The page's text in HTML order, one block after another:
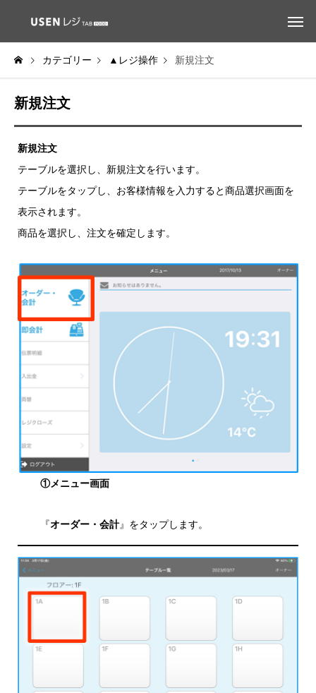
カテゴリー ▲レジ操作 新規注文
新規注文
新規注文
テーブルを選択し、新規注文を行います。
テーブルをタップし、お客様情報を入力すると商品選択画面を
表示されます。
商品を選択し、注文を確定します。
①メニュー画面
『オーダー・会計』をタップします。